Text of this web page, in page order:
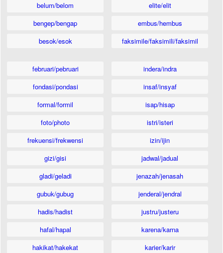
belum/belom
bengep/bengap
besok/esok
elite/elit
embus/hembus
faksimile/faksimili/faksimil
februari/pebruari
fondasi/pondasi
formal/formil
foto/photo
frekuensi/frekwensi
gizi/gisi
gladi/geladi
gubuk/gubug
hadis/hadist
hafal/hapal
hakikat/hakekat
indera/indra
insaf/insyaf
isap/hisap
istri/isteri
izin/ijin
jadwal/jadual
jenazah/jenasah
jenderal/jendral
justru/justeru
karena/karna
karier/karir